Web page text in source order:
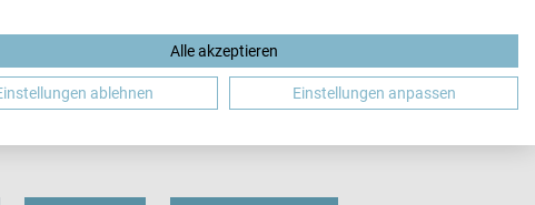
DE
Alle akzeptieren
ablehnen Einstellungen anpassen